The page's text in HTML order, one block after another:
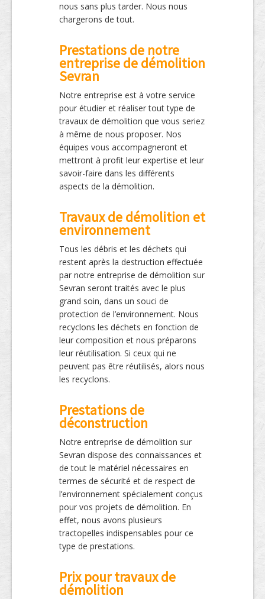
nous sans plus tarder. Nous nous
chargerons de tout.
Prestations de notre
entreprise de démolition
Sevran
Notre entreprise est à votre service
pour étudier et réaliser tout type de
travaux de démolition que vous seriez
à même de nous proposer. Nos
équipes vous accompagneront et
mettront à profit leur expertise et leur
savoir-faire dans les différents
aspects de la démolition.
Travaux de démolition et
environnement
Tous les débris et les déchets qui
restent après la destruction effectuée
par notre entreprise de démolition sur
Sevran seront traités avec le plus
grand soin, dans un souci de
protection de l’environnement. Nous
recyclons les déchets en fonction de
leur composition et nous préparons
leur réutilisation. Si ceux qui ne
peuvent pas être réutilisés, alors nous
les recyclons.
Prestations de
déconstruction
Notre entreprise de démolition sur
Sevran dispose des connaissances et
de tout le matériel nécessaires en
termes de sécurité et de respect de
l’environnement spécialement conçus
pour vos projets de démolition. En
effet, nous avons plusieurs
tractopelles indispensables pour ce
type de prestations.
Prix pour travaux de
démolition